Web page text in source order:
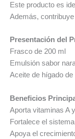
Este producto es
Además,
Presentación del
Frasco de 200 ml
Emulsión sabor
Aceite de hígado de
Beneficios
Aporta vitaminas A
Fortalece el
Apoya el